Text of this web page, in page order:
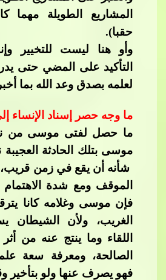
المشاريع​​
الطويلة مهما
حقبا).
وأو هنا ليست للتخيير
التأكيد على المضي حتى
لعلمه بصدق وعد الله بما
ما وجه حصر إسناد الإنساء
ما حصل لفتى موسى من
موسى بتلك الحادثة
شأنه أن يقع في زمن
الموقف ومع شدة الاهتمام
فإن موسى وغلامه كانا
الغريب، ولأن الشيطان
اللقاء وما ينتج عنه من
الصالحة، ومعرفة سعة
فهو يصرف عنها ولو بتأخير و